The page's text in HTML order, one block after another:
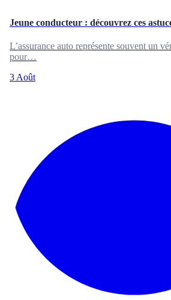
Jeune conducteur : découvrez ces
L’assurance auto représente souvent un
pour…
3 Août